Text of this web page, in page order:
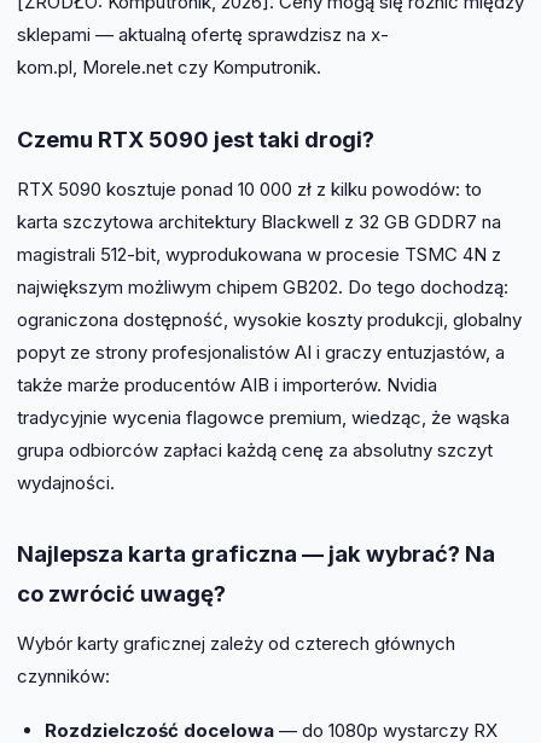
sklepami — aktualną ofertę sprawdzisz na x-
kom.pl, Morele.net czy Komputronik.
Czemu RTX 5090 jest taki drogi?
RTX 5090 kosztuje ponad 10 000 zł z kilku powodów: to
karta szczytowa architektury Blackwell z 32 GB GDDR7 na
magistrali 512-bit, wyprodukowana w procesie TSMC 4N z
największym możliwym chipem GB202. Do tego dochodzą:
ograniczona dostępność, wysokie koszty produkcji, globalny
popyt ze strony profesjonalistów AI i graczy entuzjastów, a
także marże producentów AIB i importerów. Nvidia
tradycyjnie wycenia flagowce premium, wiedząc, że wąska
grupa odbiorców zapłaci każdą cenę za absolutny szczyt
wydajności.
Najlepsza karta graficzna — jak wybrać? Na
co zwrócić uwagę?
Wybór karty graficznej zależy od czterech głównych
czynników:
Rozdzielczość docelowa— do 1080p wystarczy RX